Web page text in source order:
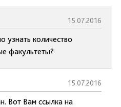
15.07.2016
узнать количество
факультеты?
15.07.2016
Вот Вам ссылка на